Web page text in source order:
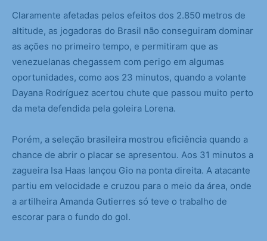
Claramente afetadas pelos efeitos dos 2.850 metros de
altitude, as jogadoras do Brasil não conseguiram dominar
as ações no primeiro tempo, e permitiram que as
venezuelanas chegassem com perigo em algumas
oportunidades, como aos 23 minutos, quando a volante
Dayana Rodríguez acertou chute que passou muito perto
da meta defendida pela goleira Lorena.
Porém, a seleção brasileira mostrou eficiência quando a
chance de abrir o placar se apresentou. Aos 31 minutos a
zagueira Isa Haas lançou Gio na ponta direita. A atacante
partiu em velocidade e cruzou para o meio da área, onde
a artilheira Amanda Gutierres só teve o trabalho de
escorar para o fundo do gol.